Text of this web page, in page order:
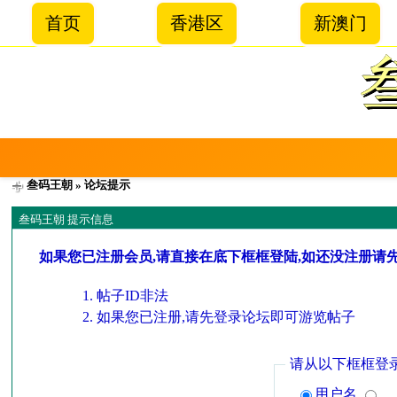
首页 香港区 新澳门
叁码王朝 » 论坛提示
叁码王朝 提示信息
如果您已注册会员,请直接在底下框框登陆,如还没注册请
帖子ID非法
如果您已注册,请先登录论坛即可游览帖子
请从以下框框登
用户名